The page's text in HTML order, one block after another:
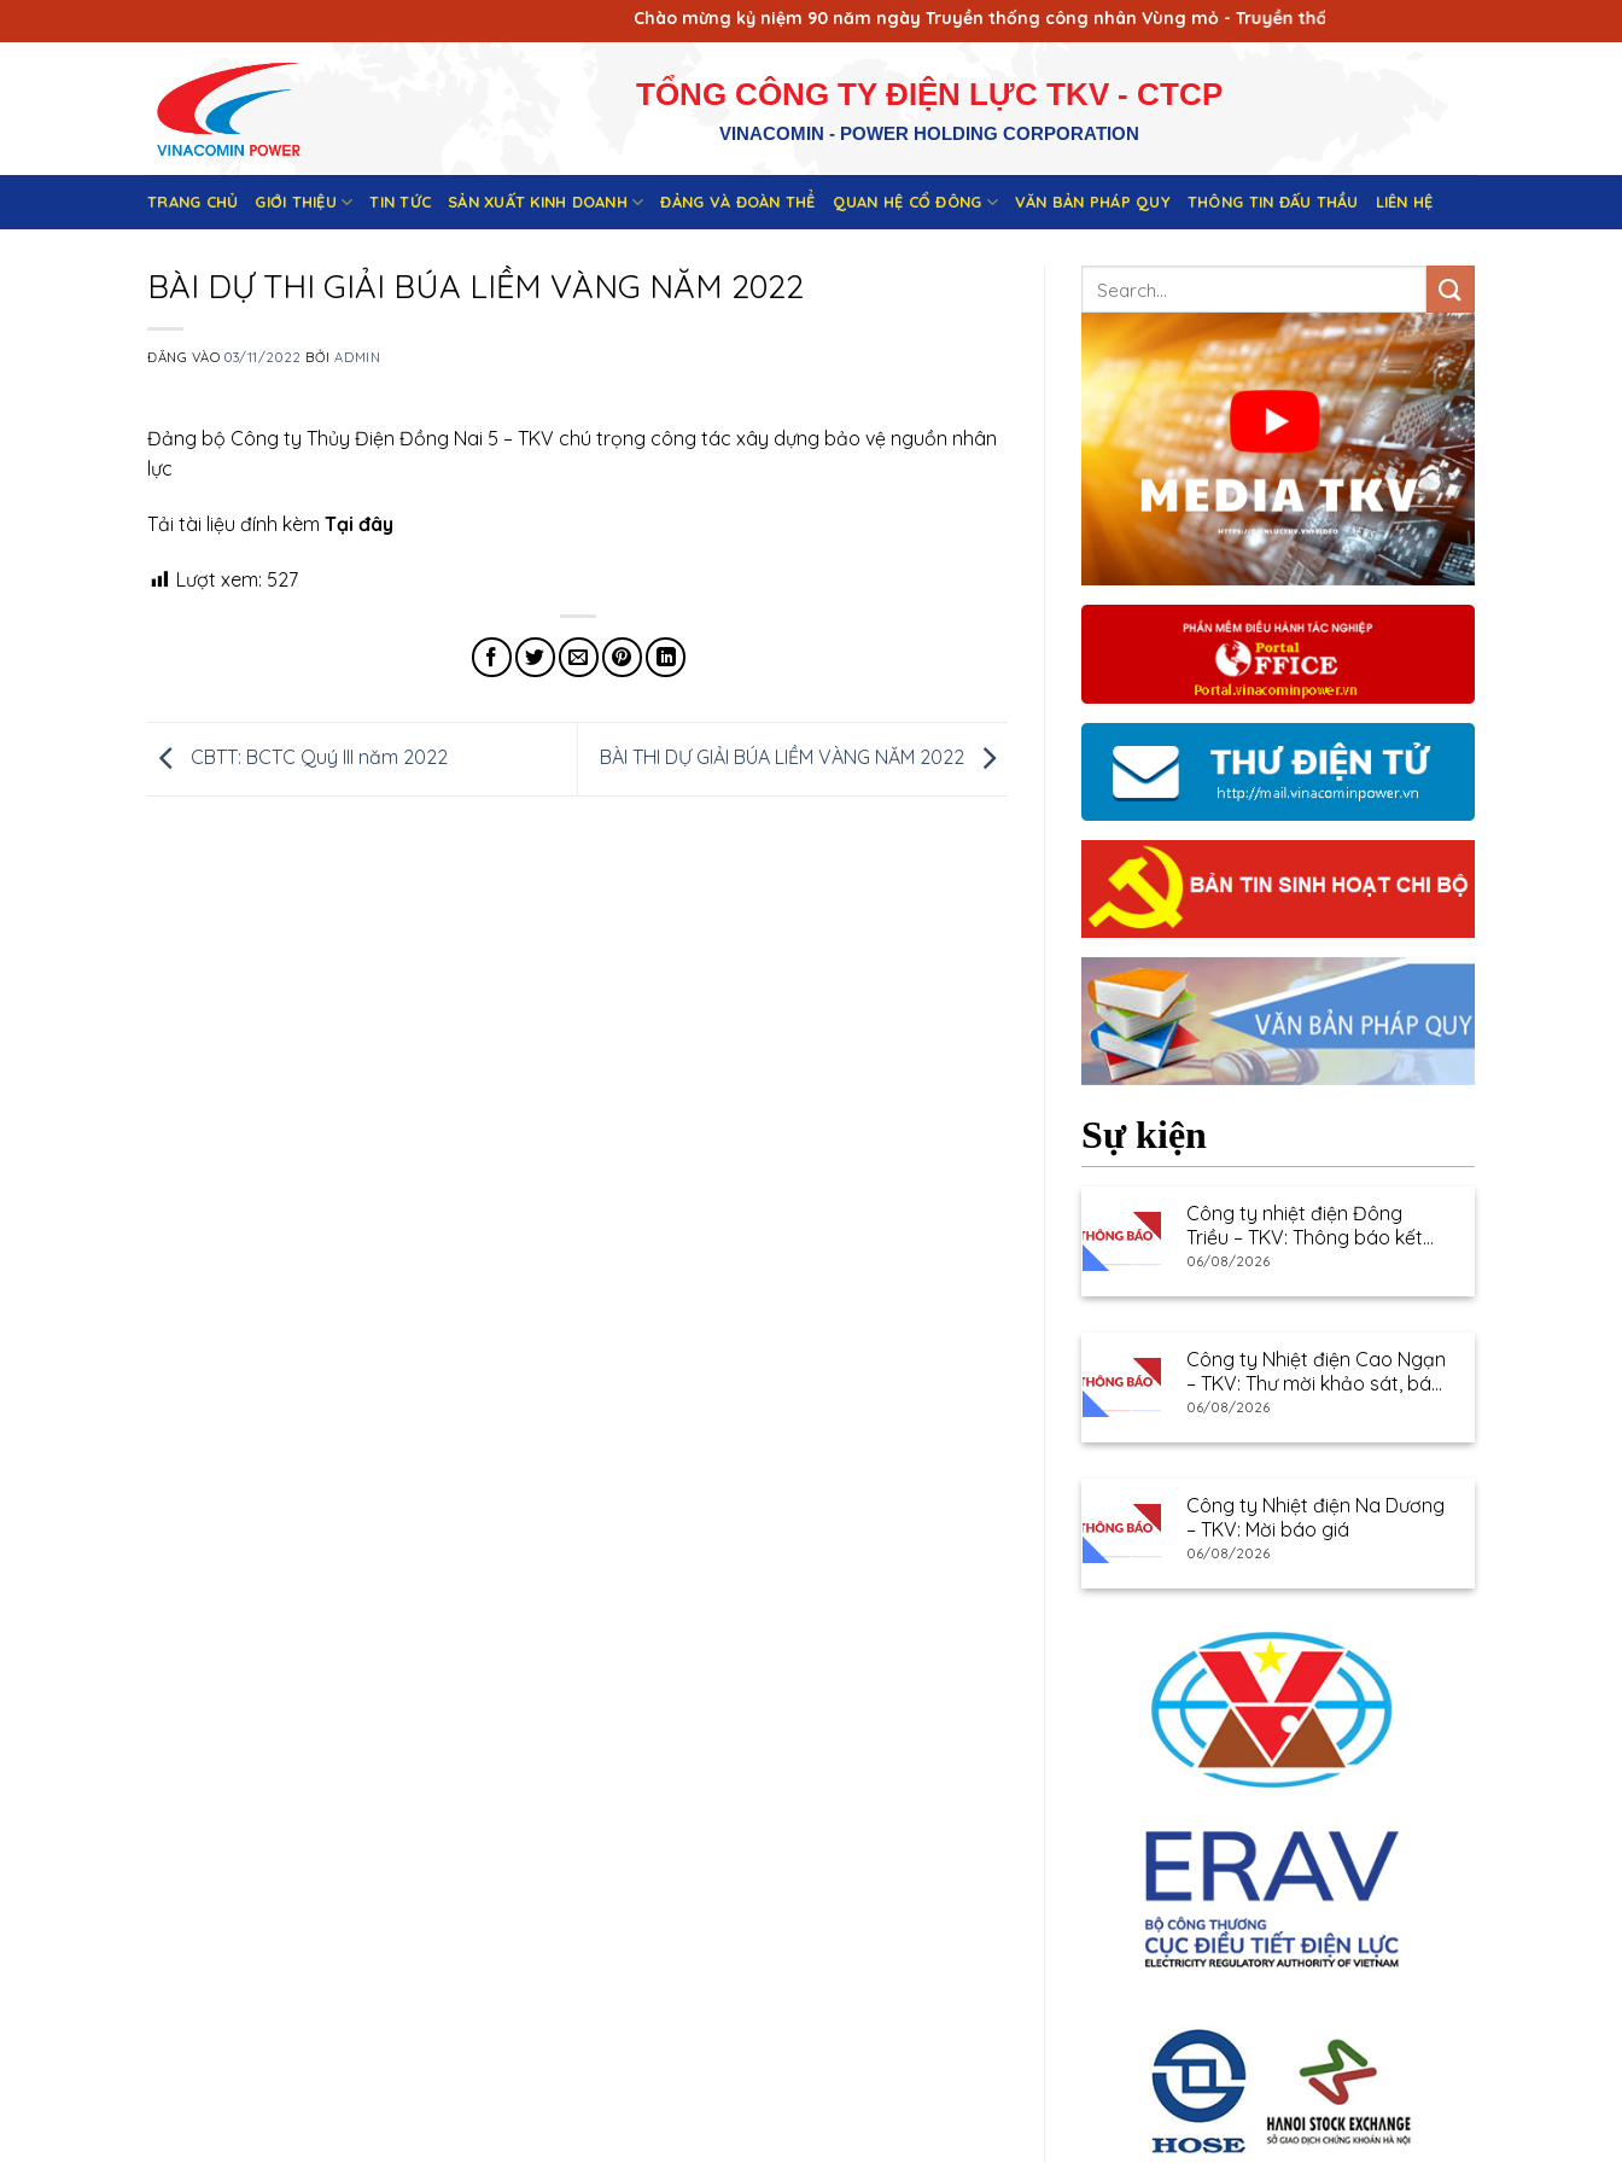
qua
Chào mừng kỷ niệm 90 năm ngày Truyền thống công nhân Vùng mỏ - Truyền thống ngành Than (12/11/1936 - 12/11/2026)
TỔNG CÔNG TY ĐIỆN LỰC TKV - CTCP
VINACOMIN - POWER HOLDING CORPORATION
TRANG CHỦ GIỚI THIỆU TIN TỨC SẢN XUẤT KINH DOANH ĐẢNG VÀ ĐOÀN THỂ QUAN HỆ CỔ ĐÔNG VĂN BẢN PHÁP QUY THÔNG TIN ĐẤU THẦU LIÊN HỆ
BÀI DỰ THI GIẢI BÚA LIỀM VÀNG NĂM 2022
ĐĂNG VÀO03/11/2022 BỞIADMIN
Đảng bộ Công ty Thủy Điện Đồng Nai 5 – TKV chú trọng công tác xây dựng bảo vệ nguồn nhân
lực
Tải tài liệu đính kèm Tại đây
Lượt xem: 527
CBTT: BCTC Quý III năm 2022 BÀI THI DỰ GIẢI BÚA LIỀM VÀNG NĂM 2022
Sự kiện
Công ty nhiệt điện Đông
Triều – TKV: Thông báo kết
quả lựa chọn nhà cung cấp
06/08/2026
Công ty Nhiệt điện Cao Ngạn
– TKV: Thư mời khảo sát, báo
giá
06/08/2026
Công ty Nhiệt điện Na Dương
– TKV: Mời báo giá
06/08/2026